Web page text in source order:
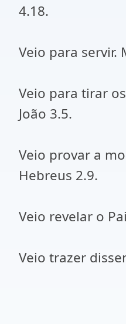
4.18.
Veio para servir.
Veio para tirar
João 3.5.
Veio provar a
Hebreus 2.9.
Veio revelar o
Veio trazer